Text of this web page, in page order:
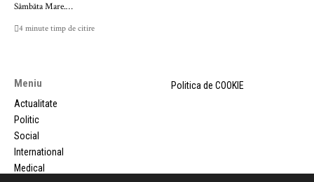
Sâmbăta Mare.…
4 minute timp de citire
Meniu
Actualitate
Politic
Social
International
Medical
Politica de COOKIE